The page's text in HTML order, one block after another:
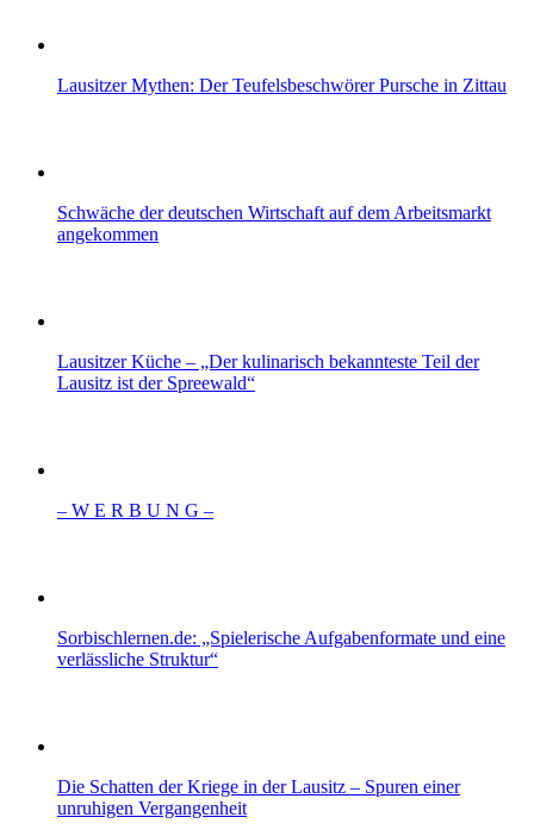
Lausitzer Mythen: Der Teufelsbeschwörer Pursche in Zittau
Schwäche der deutschen Wirtschaft auf dem Arbeitsmarkt
angekommen
Lausitzer Küche – „Der kulinarisch bekannteste Teil der
Lausitz ist der Spreewald“
– W Ε R Β U Ν G –
Sorbischlernen.de: „Spielerische Aufgabenformate und eine
verlässliche Struktur“
Die Schatten der Kriege in der Lausitz – Spuren einer
unruhigen Vergangenheit